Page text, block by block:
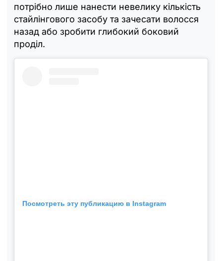
потрібно лише нанести невелику кількість
стайлінгового засобу та зачесати волосся
назад або зробити глибокий боковий
проділ.
Посмотреть эту публикацию в Instagram